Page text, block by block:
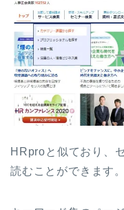
HRproと似ており、
読むことができます。